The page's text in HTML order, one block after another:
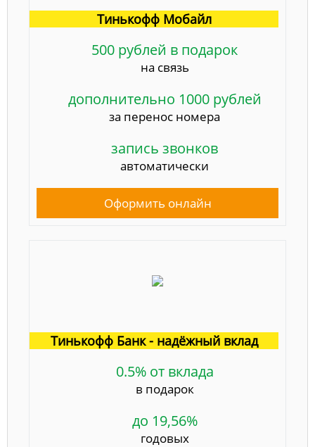
Тинькофф Мобайл
500 рублей в подарок
на связь
дополнительно 1000 рублей
за перенос номера
запись звонков
автоматически
Оформить онлайн
Тинькофф Банк - надёжный вклад
0.5% от вклада
в подарок
до 19,56%
годовых